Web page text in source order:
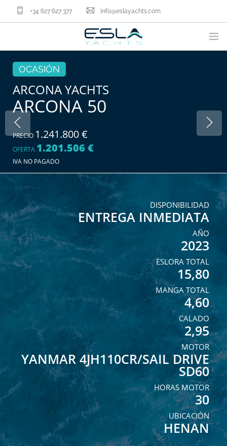
+34 627 627 377 info@eslayachts.com
MARCAS
VENDER TU BARCO
SERVICIOS NÁUTICOS
NOSOTROS
ACTUALIDAD
CONTACTA
OCASIÓN
ARCONA YACHTS
ARCONA 50
PRECIO 1.241.800 €
OFERTA 1.201.506 €
IVA NO PAGADO
DISPONIBILIDAD
ENTREGA INMEDIATA
AÑO
2023
ESLORA TOTAL
15,80
MANGA TOTAL
4,60
CALADO
2,95
MOTOR
YANMAR 4JH110CR/SAIL DRIVE
SD60
HORAS MOTOR
30
UBICACIÓN
HENAN